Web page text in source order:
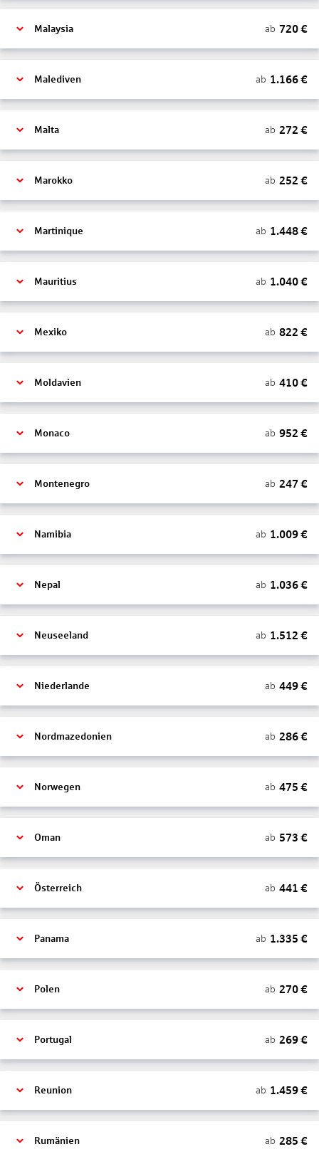
Malaysia ab 720€
Malediven ab 1.166€
Malta ab 272 €
Marokko ab 252 €
Martinique ab 1.448€
Mauritius ab 1.040€
Mexiko ab 822 €
Moldavien ab 410€
Monaco ab 952 €
Montenegro ab 247 €
Namibia ab 1.009€
Nepal ab 1.036€
Neuseeland ab 1.512 €
Niederlande ab 449€
Nordmazedonien ab 286€
Norwegen ab 475 €
Oman ab 573 €
Österreich ab 441 €
Panama ab 1.335 €
Polen ab 270€
Portugal ab 269€
Reunion ab 1.459€
Rumänien ab 285 €